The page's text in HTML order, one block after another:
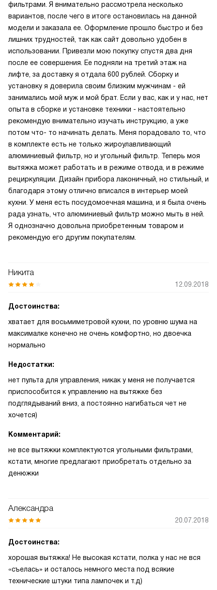
фильтрами. Я внимательно рассмотрела несколько
вариантов, после чего в итоге остановилась на данной
модели и заказала ее. Оформление прошло быстро и без
лишних трудностей, так как сайт довольно удобен в
использовании. Привезли мою покупку спустя два дня
после ее совершения. Ее подняли на третий этаж на
лифте, за доставку я отдала 600 рублей. Сборку и
установку я доверила своим близким мужчинам - ей
занимались мой муж и мой брат. Если у вас, как и у нас, нет
опыта в сборке и установке техники - настоятельно
рекомендую внимательно изучать инструкцию, а уже
потом что- то начинать делать. Меня порадовало то, что
в комплекте есть не только жироулавливающий
алюминиевый фильтр, но и угольный фильтр. Теперь моя
вытяжка может работать и в режиме отвода, и в режиме
рециркуляции. Дизайн прибора лаконичный, но стильный, и
благодаря этому отлично вписался в интерьер моей
кухни. У меня есть посудомоечная машина, и я была очень
рада узнать, что алюминиевый фильтр можно мыть в ней.
Я однозначно довольна приобретенным товаром и
рекомендую его другим покупателям.
Никита
12.09.2018
Достоинства:
хватает для восьмиметровой кухни, по уровню шума на
максималке конечно не очень комфортно, но двоечка
нормально
Недостатки:
нет пульта для управления, никак у меня не получается
приспособится к управлению на вытяжке без
подглядываний вниз, а постоянно нагибаться чет не
хочется)
Комментарий:
не все вытяжки комплектуются угольными фильтрами,
кстати, многие предлагают приобретать отдельно за
денюжки
Александра
20.07.2018
Достоинства:
хорошая вытяжка! Не высокая кстати, полка у нас не вся
«съелась» и осталось немного места под всякие
технические штуки типа лампочек и т.д)